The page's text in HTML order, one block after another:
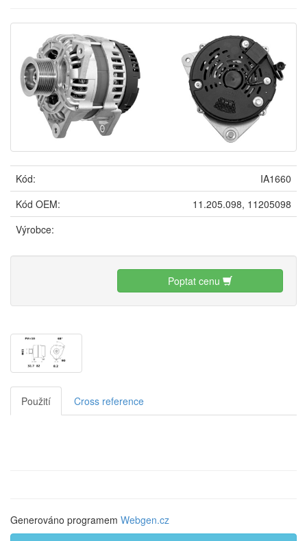
Kód:
IA1660
Kód OEM:
11.205.098, 11205098
Výrobce:
Poptat cenu
Použití Cross reference
Generováno programem Webgen.cz